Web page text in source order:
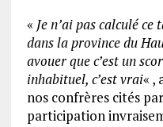
« Je n’ai pas calculé ce
dans la province du
avouer que c’est un
inhabituel, c’est vrai« ,
nos confrères cités
participation